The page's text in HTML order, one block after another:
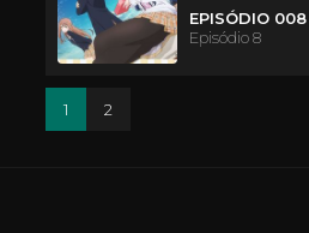
EPISÓDIO 008
Episódio 8
1 2